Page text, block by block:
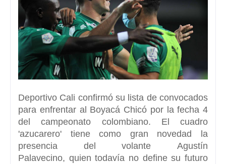
Deportivo Cali confirmó su lista de convocados
para enfrentar al Boyacá Chicó por la fecha 4
del campeonato colombiano. El cuadro
'azucarero' tiene como gran novedad la
presencia del volante Agustín
Palavecino, quien todavía no define su futuro